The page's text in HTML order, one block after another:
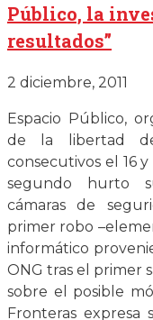
Público, la
resultados”
2 diciembre, 2011
Espacio Público,
de la libertad
consecutivos el 16
segundo hurto
cámaras de
primer robo
informático
ONG tras el primer
sobre el posible
Fronteras